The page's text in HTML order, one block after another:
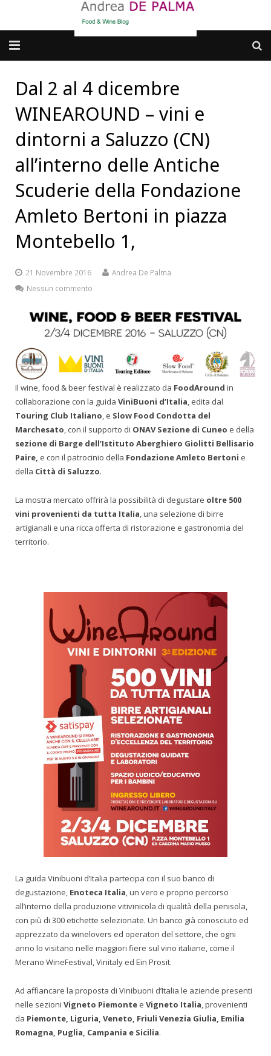
cosa BERE
dove MANGIARE
cosa CUCINARE
dove ANDARE
Punti di vista e approfondimenti
Contatti
Dal 2 al 4 dicembre
WINEAROUND – vini e
dintorni a Saluzzo (CN)
all’interno delle Antiche
Scuderie della Fondazione
Amleto Bertoni in piazza
Montebello 1,
21 Novembre 2016
Andrea De Palma
Nessun commento
Il wine, food & beer festival è realizzato da FoodAround in
collaborazione con la guida ViniBuoni d’Italia, edita dal
Touring Club Italiano, e Slow Food Condotta del
Marchesato, con il supporto di ONAV Sezione di Cuneo e della
sezione di Barge dell’Istituto Aberghiero Giolitti Bellisario
Paire, e con il patrocinio della Fondazione Amleto Bertoni e
della Città di Saluzzo.
La mostra mercato offrirà la possibilità di degustare oltre 500
vini provenienti da tutta Italia, una selezione di birre
artigianali e una ricca offerta di ristorazione e gastronomia del
territorio.
La guida Vinibuoni d’Italia partecipa con il suo banco di
degustazione, Enoteca Italia, un vero e proprio percorso
all’interno della produzione vitivinicola di qualità della penisola,
con più di 300 etichette selezionate. Un banco già conosciuto ed
apprezzato da winelovers ed operatori del settore, che ogni
anno lo visitano nelle maggiori fiere sul vino italiane, come il
Merano WineFestival, Vinitaly ed Ein Prosit.
Ad affiancare la proposta di Vinibuoni d’Italia le aziende presenti
nelle sezioni Vigneto Piemonte e Vigneto Italia, provenienti
da Piemonte, Liguria, Veneto, Friuli Venezia Giulia, Emilia
Romagna, Puglia, Campania e Sicilia.